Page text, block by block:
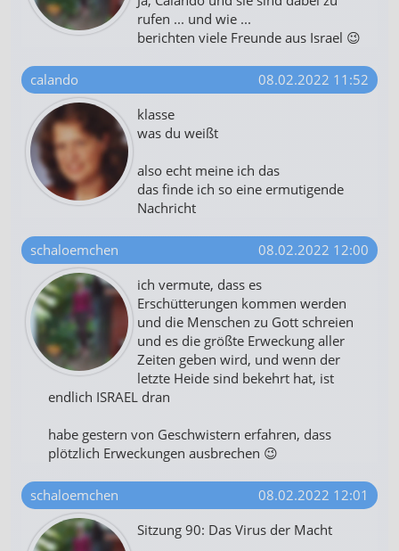
rufen ... und wie ...
berichten viele Freunde aus Israel 😉
calando
08.02.2022 11:52
klasse
was du weißt
also echt meine ich das
das finde ich so eine ermutigende
Nachricht
schaloemchen
08.02.2022 12:00
ich vermute, dass es
Erschütterungen kommen werden
und die Menschen zu Gott schreien
und es die größte Erweckung aller
Zeiten geben wird, und wenn der
letzte Heide sind bekehrt hat, ist
endlich ISRAEL dran
habe gestern von Geschwistern erfahren, dass
plötzlich Erweckungen ausbrechen 😉
schaloemchen
08.02.2022 12:01
Sitzung 90: Das Virus der Macht